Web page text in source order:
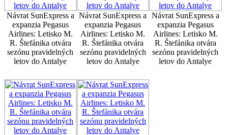
Návrat SunExpress a
expanzia Pegasus
Airlines: Letisko M.
R. Štefánika otvára
sezónu pravidelných
letov do Antalye
Návrat SunExpress a
expanzia Pegasus
Airlines: Letisko M.
R. Štefánika otvára
sezónu pravidelných
letov do Antalye
Návrat SunExpress a
expanzia Pegasus
Airlines: Letisko M.
R. Štefánika otvára
sezónu pravidelných
letov do Antalye